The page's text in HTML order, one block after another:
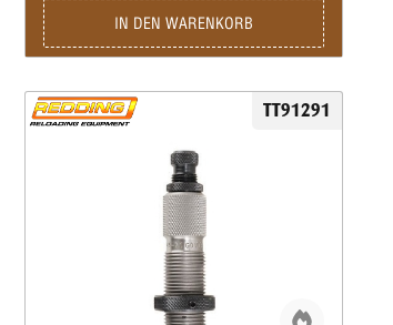
IN DEN WARENKORB
TT91291